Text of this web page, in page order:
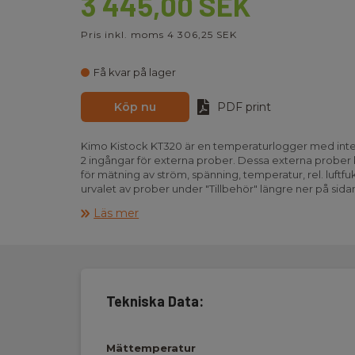
Pris inkl. moms 4 306,25 SEK
Få kvar på lager
Köp nu PDF print
Kimo Kistock KT320 är en temperaturlogger med
2 ingångar för externa prober. Dessa externa prober
för mätning av ström, spänning, temperatur, rel.
urvalet av prober under "Tillbehör" längre ner på
I displayen visas mätvärdena samt status för minne,
möjligheten att konfigurera och läsa av loggern från
Läs mer
Tekniska Data:
Mättemperatur